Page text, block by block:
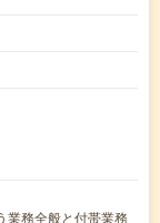
業務全般と付帯業務